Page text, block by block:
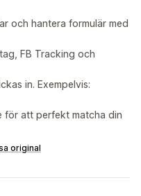
och hantera formulär med
FB Tracking och
in. Exempelvis:
för att perfekt matcha din
original